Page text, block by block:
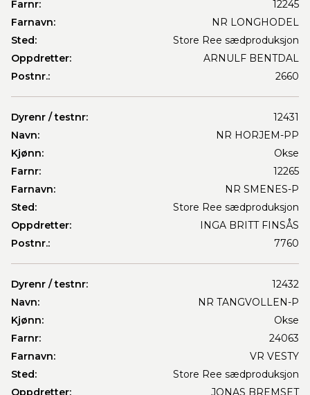
Farnr:
12245
Farnavn:
NR LONGHODEL
Sted:
Store Ree sædproduksjon
Oppdretter:
ARNULF BENTDAL
Postnr.:
2660
Dyrenr / testnr:
12431
Navn:
NR HORJEM-PP
Kjønn:
Okse
Farnr:
12265
Farnavn:
NR SMENES-P
Sted:
Store Ree sædproduksjon
Oppdretter:
INGA BRITT FINSÅS
Postnr.:
7760
Dyrenr / testnr:
12432
Navn:
NR TANGVOLLEN-P
Kjønn:
Okse
Farnr:
24063
Farnavn:
VR VESTY
Sted:
Store Ree sædproduksjon
Oppdretter:
JONAS BREMSET